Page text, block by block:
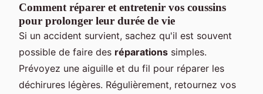
Comment réparer et entretenir vos coussins
pour prolonger leur durée de vie
Si un accident survient, sachez qu'il est souvent
possible de faire des réparations simples.
Prévoyez une aiguille et du fil pour réparer les
déchirures légères. Régulièrement, retournez vos